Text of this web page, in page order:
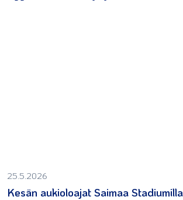
25.5.2026
Kesän aukioloajat Saimaa